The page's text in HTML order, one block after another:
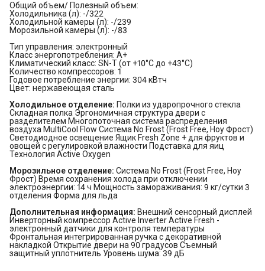
Общий объем/ Полезный объем:
Холодильника (л): -/322
Холодильной камеры (л): -/239
Морозильной камеры (л): -/83
Тип управления: электронный
Класс энергопотребления: A+
Климатический класс: SN-T (от +10°С до +43°С)
Количество компрессоров: 1
Годовое потребление энергии: 304 кВтч
Цвет: нержавеющая сталь
Холодильное отделение: Полки из ударопрочного стекла
Складная полка Эргономичная структура двери с
разделителем Многопоточная система распределения
воздуха MultiCool Flow Система No Frost (Frost Free, Ноу Фрост)
Светодиодное освещение Ящик Fresh Zone + для фруктов и
овощей с регулировкой влажности Подставка для яиц
Технология Active Oxygen
Морозильное отделение: Система No Frost (Frost Free, Ноу
Фрост) Время сохранения холода при отключении
электроэнергии: 14 ч Мощность замораживания: 9 кг/сутки 3
отделения Форма для льда
Дополнительная информация: Внешний сенсорный дисплей
Инверторный компрессор Active Inverter Active Fresh -
электронный датчики для контроля температуры
Фронтальная интегрированная ручка с декоративной
накладкой Открытие двери на 90 градусов Съемный
защитный уплотнитель Уровень шума: 39 дБ